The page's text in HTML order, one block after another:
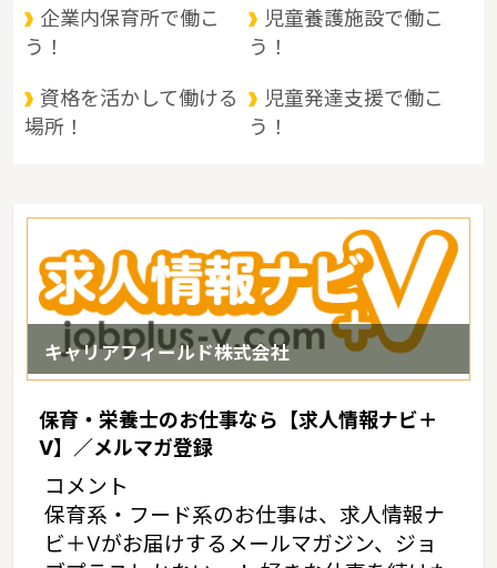
企業内保育所で働こ
う！
児童養護施設で働こ
う！
資格を活かして働ける
場所！
児童発達支援で働こ
う！
キャリアフィールド株式会社
保育・栄養士のお仕事なら【求人情報ナビ＋
V】／メルマガ登録
コメント
保育系・フード系のお仕事は、求人情報ナ
ビ＋Vがお届けするメールマガジン、ジョ